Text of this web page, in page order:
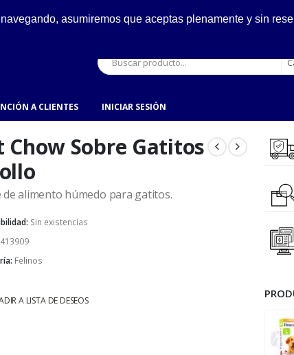
hola@fynsa.mx
A CLIENTES INICIAR SESIÓN
Chow Sobre Gatitos
de alimento húmedo para gatitos.
Sin existencias
Felinos
A LISTA DE DESEOS
asumiremos que aceptas plenamente y sin